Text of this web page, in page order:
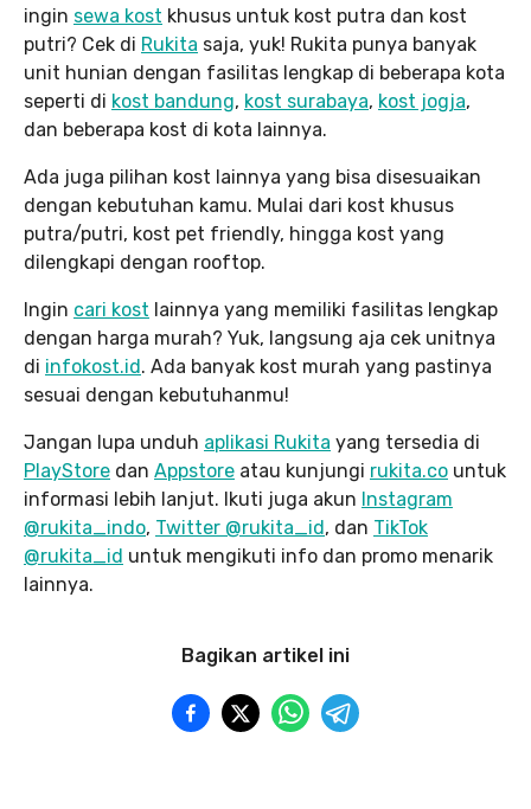
ingin sewa kost khusus untuk kost putra dan kost
putri? Cek di Rukita saja, yuk! Rukita punya banyak
unit hunian dengan fasilitas lengkap di beberapa kota
seperti di kost bandung, kost surabaya, kost jogja,
dan beberapa kost di kota lainnya.
Ada juga pilihan kost lainnya yang bisa disesuaikan
dengan kebutuhan kamu. Mulai dari kost khusus
putra/putri, kost pet friendly, hingga kost yang
dilengkapi dengan rooftop.
Ingin cari kost lainnya yang memiliki fasilitas lengkap
dengan harga murah? Yuk, langsung aja cek unitnya
di infokost.id. Ada banyak kost murah yang pastinya
sesuai dengan kebutuhanmu!
Jangan lupa unduh aplikasi Rukita yang tersedia di
PlayStore dan Appstore atau kunjungi rukita.co untuk
informasi lebih lanjut. Ikuti juga akun Instagram
@rukita_indo, Twitter @rukita_id, dan TikTok
@rukita_id untuk mengikuti info dan promo menarik
lainnya.
Bagikan artikel ini